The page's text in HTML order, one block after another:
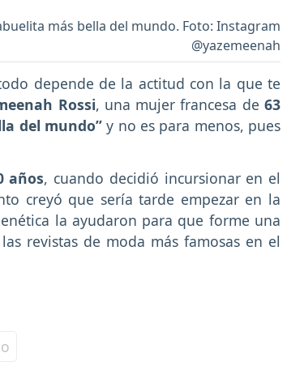
más bella del mundo. Foto: Instagram
@yazemeenah
depende de la actitud con la que te
Rossi, una mujer francesa de63
del mundo” y no es para menos, pues
años, cuando decidió incursionar en el
creyó que sería tarde empezar en la
la ayudaron para que forme una
revistas de moda más famosas en el